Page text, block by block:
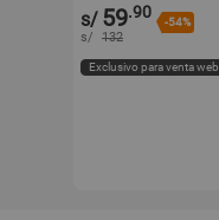
Y+Regalo Sticker
s/ 59.90
-54%
s/ 132
Exclusivo para venta web